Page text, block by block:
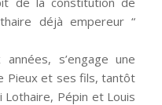
déjà empereur “
s’engage une
Pieux et ses fils, tantôt
Pépin et Louis